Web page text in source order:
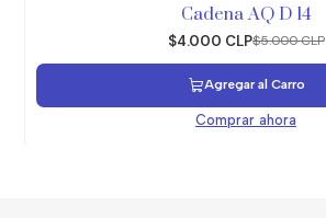
Cadena AQ D 14
$4.000 CLP$5.000 CLP
Agregar al Carro
Comprar ahora